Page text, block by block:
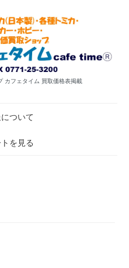
カフェタイム 買取価格表掲載
ついて
を見る